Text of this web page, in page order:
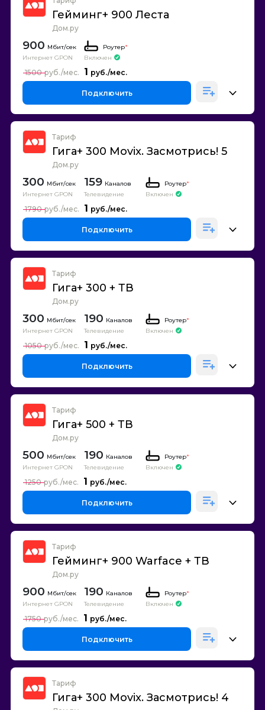
Гейминг+ 900 Леста
Дом.ру
900
Интернет GPON
Роутер*
Включен
1
1500
Подключить
Тариф
Гига+ 300 Movix. Засмотрись! 5
Дом.ру
300
Интернет GPON
159 Каналов
Телевидение
Роутер*
Включен
1
1790
Подключить
Тариф
Гига+ 300 + ТВ
Дом.ру
300
Интернет GPON
190 Каналов
Телевидение
Роутер*
Включен
1
1050
Подключить
Тариф
Гига+ 500 + ТВ
Дом.ру
500
Интернет GPON
190 Каналов
Телевидение
Роутер*
Включен
1
1250
Подключить
Тариф
Гейминг+ 900 Warface + ТВ
Дом.ру
900
Интернет GPON
190 Каналов
Телевидение
Роутер*
Включен
1
1750
Подключить
Тариф
Гига+ 300 Movix. Засмотрись! 4